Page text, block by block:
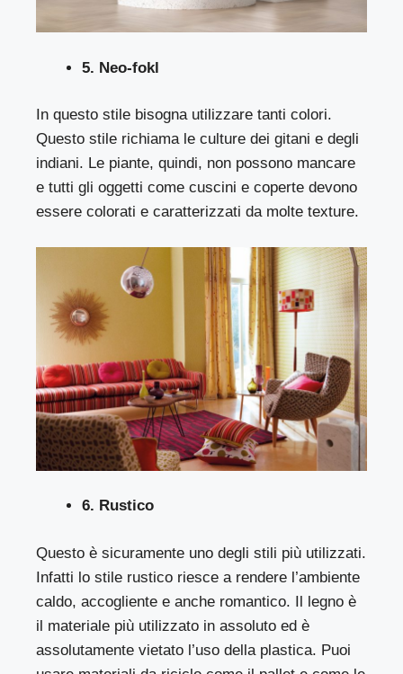
5. Neo-fokl
In questo stile bisogna utilizzare tanti colori.
Questo stile richiama le culture dei gitani e degli
indiani. Le piante, quindi, non possono mancare
e tutti gli oggetti come cuscini e coperte devono
essere colorati e caratterizzati da molte texture.
6. Rustico
Questo è sicuramente uno degli stili più utilizzati.
Infatti lo stile rustico riesce a rendere l’ambiente
caldo, accogliente e anche romantico. Il legno è
il materiale più utilizzato in assoluto ed è
assolutamente vietato l’uso della plastica. Puoi